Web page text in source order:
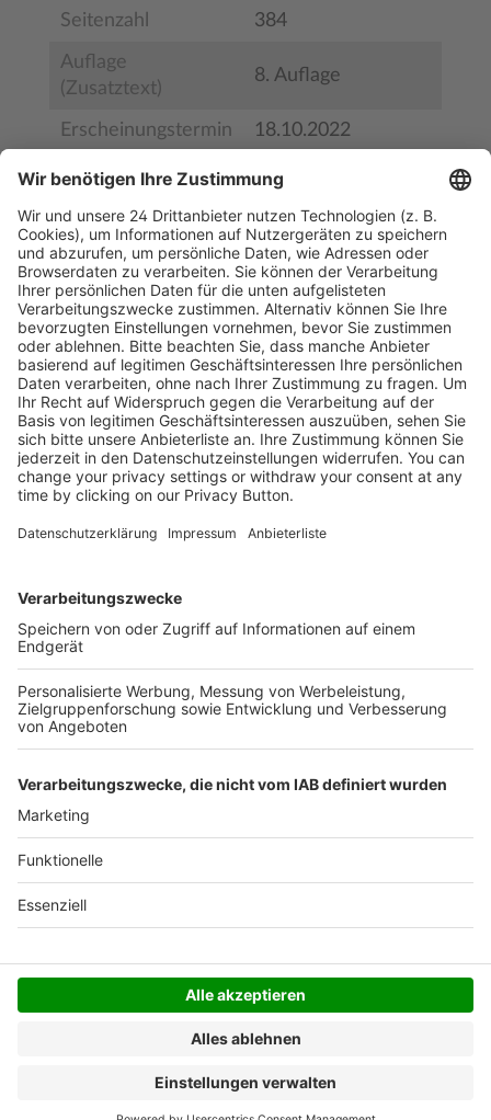
Seitenzahl 384
Auflage
(Zusatztext)
8. Auflage
Erscheinungstermin 18.10.2022
Bestell-Nr. 9783423283113
ISBN 978-3-423-28311-3
Kostenlose Rücksendung bis zu 14 Tage nach
Bestelleingang (innerhalb Deutschlands).
Versandkosten.
Der Bestellprozess ist mit Hilfe eines SSL-
SERVICE HOTLINE
SHOP SERVICE
Versandkostenund ggf. Nachnahmegebühren, wenn
nicht anders angegeben.